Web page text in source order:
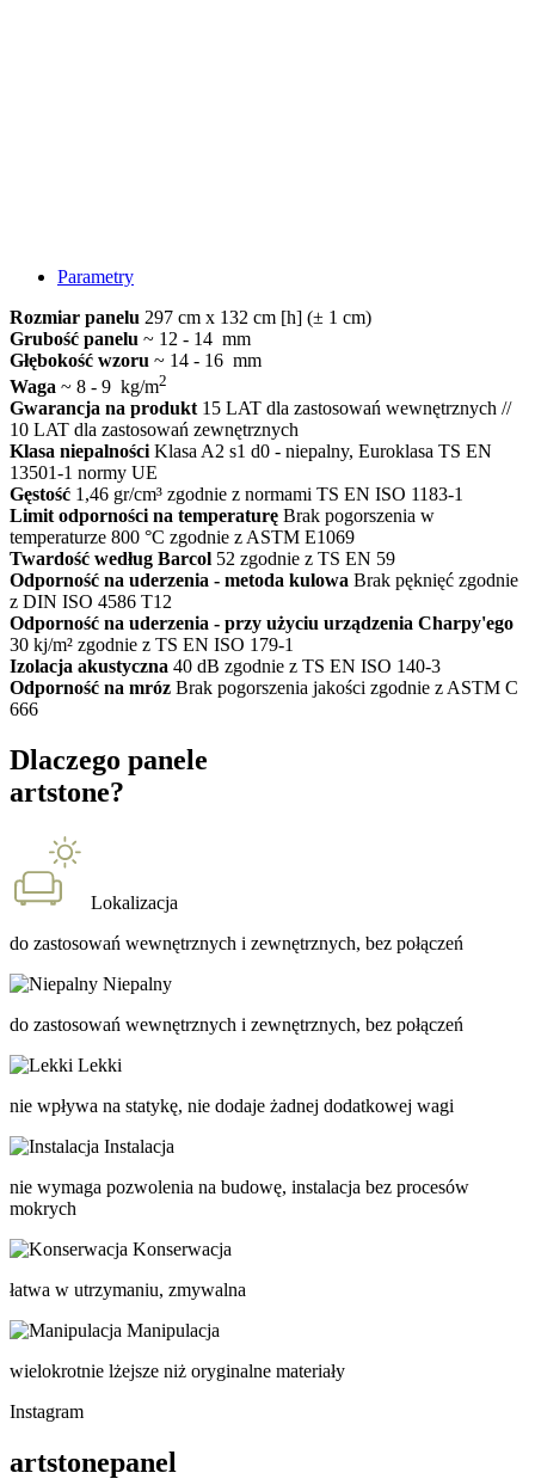
Parametry
Rozmiar panelu 297 cm x 132 cm [h] (± 1 cm)
Grubość panelu ~ 12 - 14 mm
Głębokość wzoru ~ 14 - 16 mm
Waga ~ 8 - 9 kg/m2
Gwarancja na produkt 15 LAT dla zastosowań wewnętrznych //
10 LAT dla zastosowań zewnętrznych
Klasa niepalności Klasa A2 s1 d0 - niepalny, Euroklasa TS EN
13501-1 normy UE
Gęstość 1,46 gr/cm³ zgodnie z normami TS EN ISO 1183-1
Limit odporności na temperaturę Brak pogorszenia w
temperaturze 800 °C zgodnie z ASTM E1069
Twardość według Barcol 52 zgodnie z TS EN 59
Odporność na uderzenia - metoda kulowa Brak pęknięć zgodnie
z DIN ISO 4586 T12
Odporność na uderzenia - przy użyciu urządzenia Charpy'ego
30 kj/m² zgodnie z TS EN ISO 179-1
Izolacja akustyczna 40 dB zgodnie z TS EN ISO 140-3
Odporność na mróz Brak pogorszenia jakości zgodnie z ASTM C
666
Dlaczego panele
artstone?
Lokalizacja
do zastosowań wewnętrznych i zewnętrznych, bez połączeń
Niepalny
do zastosowań wewnętrznych i zewnętrznych, bez połączeń
Lekki
nie wpływa na statykę, nie dodaje żadnej dodatkowej wagi
Instalacja
nie wymaga pozwolenia na budowę, instalacja bez procesów
mokrych
Konserwacja
łatwa w utrzymaniu, zmywalna
Manipulacja
wielokrotnie lżejsze niż oryginalne materiały
Instagram
artstonepanel